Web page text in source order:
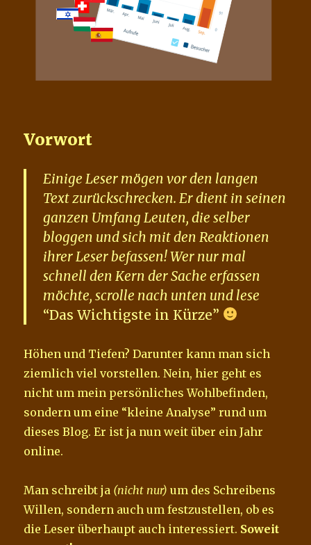
Vorwort
Einige Leser mögen vor den langen
Text zurückschrecken. Er dient in seinen
ganzen Umfang Leuten, die selber
bloggen und sich mit den Reaktionen
ihrer Leser befassen! Wer nur mal
schnell den Kern der Sache erfassen
möchte, scrolle nach unten und lese
“Das Wichtigste in Kürze”
Höhen und Tiefen? Darunter kann man sich
ziemlich viel vorstellen. Nein, hier geht es
nicht um mein persönliches Wohlbefinden,
sondern um eine “kleine Analyse” rund um
dieses Blog. Er ist ja nun weit über ein Jahr
online.
Man schreibt ja (nicht nur) um des Schreibens
Willen, sondern auch um festzustellen, ob es
die Leser überhaupt auch interessiert. Soweit